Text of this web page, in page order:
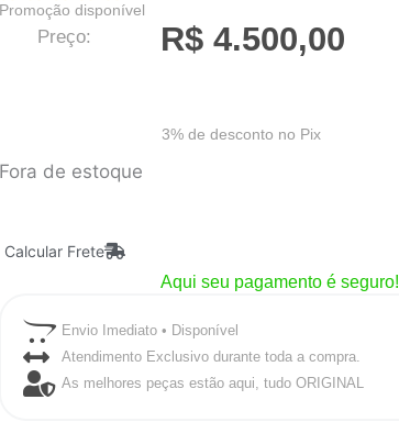
Promoção disponível
Preço: R$ 4.500,00
3% de desconto no Pix
Fora de estoque
Calcular Frete
Aqui seu pagamento é seguro!
Envio Imediato • Disponível
Atendimento Exclusivo durante toda a compra.
As melhores peças estão aqui, tudo ORIGINAL